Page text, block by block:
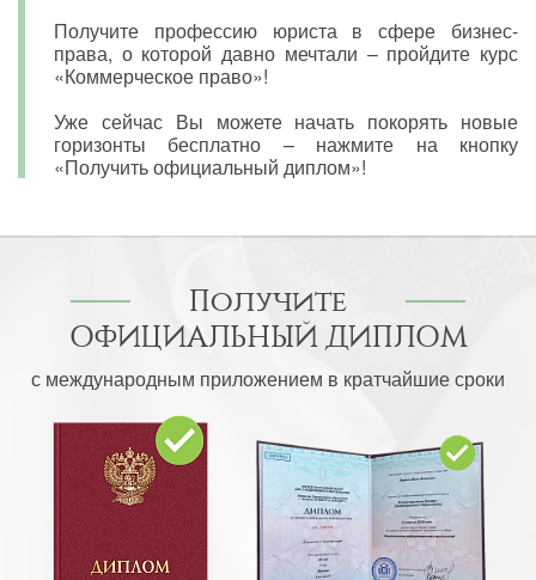
Получите профессию юриста в сфере бизнес-
права, о которой давно мечтали – пройдите курс
«Коммерческое право»!
Уже сейчас Вы можете начать покорять новые
горизонты бесплатно – нажмите на кнопку
«Получить официальный диплом»!
Получите
ОФИЦИАЛЬНЫЙ ДИПЛОМ
с международным приложением в кратчайшие сроки